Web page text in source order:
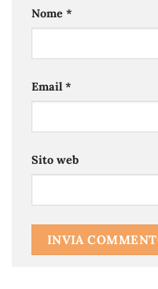
Nome *
Email*
Sito web